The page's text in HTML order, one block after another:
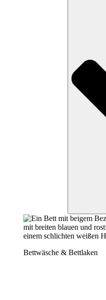
Bettwäsche & Bettlaken